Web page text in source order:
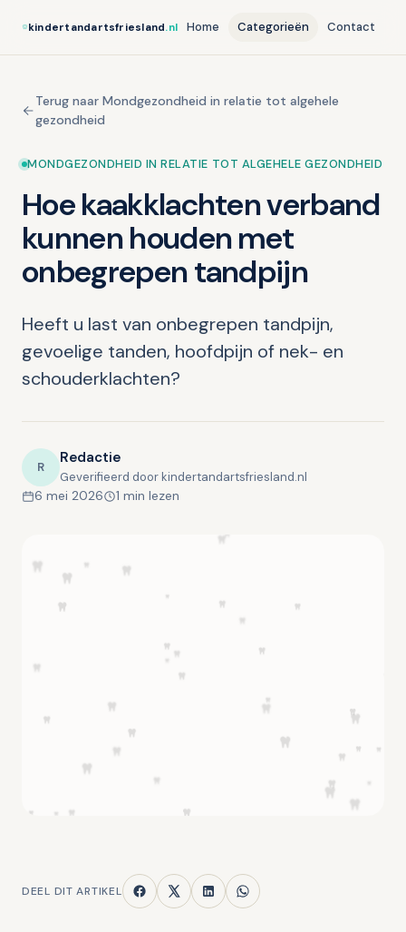
kindertandartsfriesland.nl Home Categorieën Contact
Terug naar Mondgezondheid in relatie tot algehele
gezondheid
MONDGEZONDHEID IN RELATIE TOT ALGEHELE GEZONDHEID
Hoe kaakklachten verband
kunnen houden met
onbegrepen tandpijn
Heeft u last van onbegrepen tandpijn,
gevoelige tanden, hoofdpijn of nek- en
schouderklachten?
R Redactie
Geverifieerd door kindertandartsfriesland.nl
6 mei 2026 1 min lezen
DEEL DIT ARTIKEL